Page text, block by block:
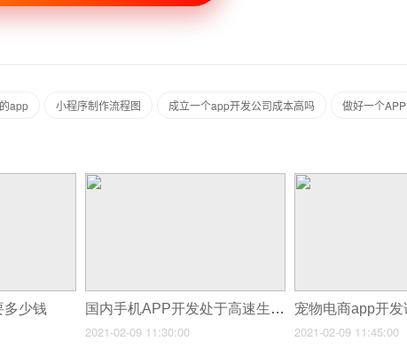
app 小程序制作流程图 成立一个app开发公司成本高吗 做好一个APP
多少钱 国内手机APP开发处于高速生长阶段
2021-02-09 11:30:00 2021-02-09 11:45:00